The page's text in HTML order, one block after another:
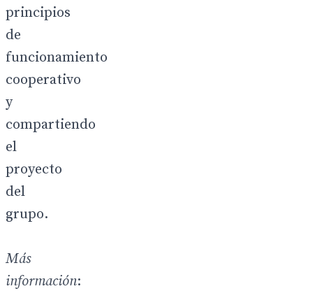
principios
de
funcionamiento
cooperativo
y
compartiendo
el
proyecto
del
grupo.
Más
información: